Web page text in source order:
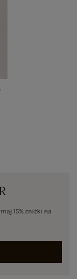
15% zniżki na